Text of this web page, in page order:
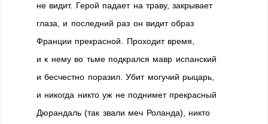
не видит. Герой падает на траву, закрывает
глаза, и последний раз он видит образ
Франции прекрасной. Проходит время,
и к нему во тьме подкрался мавр испанский
и бесчестно поразил. Убит могучий рыцарь,
и никогда никто уж не поднимет прекрасный
Дюрандаль (так звали меч Роланда), никто